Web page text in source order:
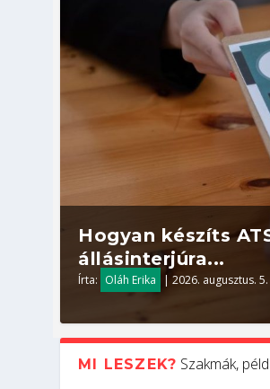
Hogyan készíts
állásinterjúra...
Írta: Oláh Erika |2026. augusztus. 5.
MI LESZEK? Szakmák,